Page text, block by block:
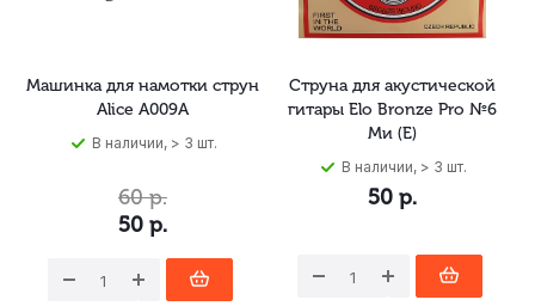
Машинка для намотки струн
Alice A009A
В наличии, > 3 шт.
50 р.
60р.
Струна для акустической
гитары Elo Bronze Pro №6
Ми (E)
В наличии, > 3 шт.
50 р.